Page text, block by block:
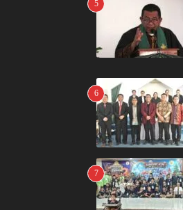
5
6
7